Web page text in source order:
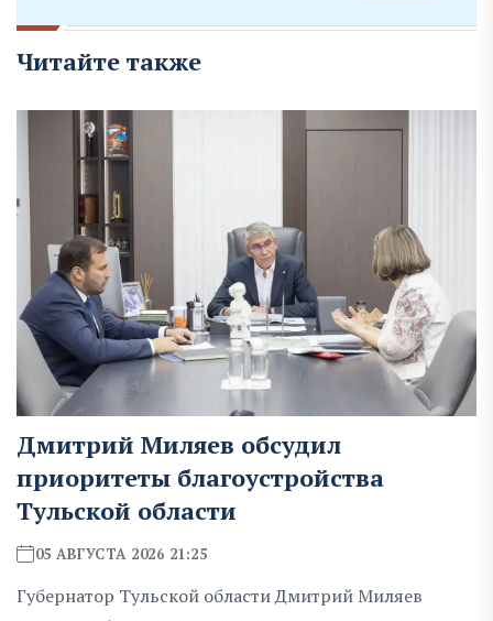
Читайте также
Дмитрий Миляев обсудил
приоритеты благоустройства
Тульской области
05 АВГУСТА 2026 21:25
Губернатор Тульской области Дмитрий Миляев